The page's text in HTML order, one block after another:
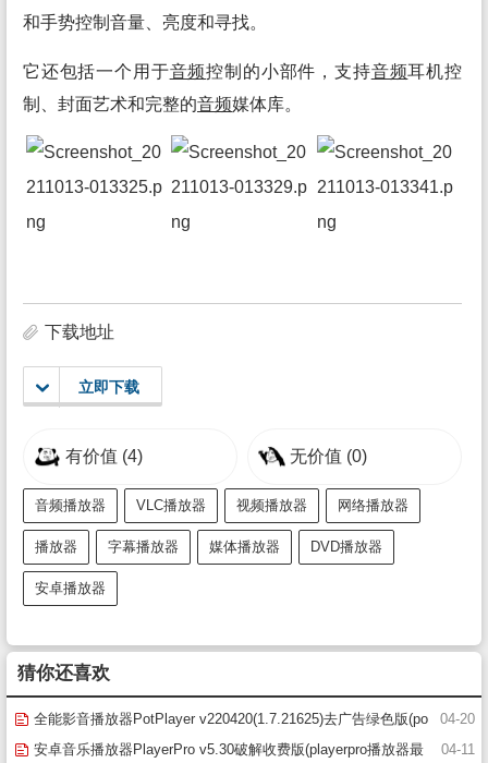
和手势控制音量、亮度和寻找。
它还包括一个用于音频控制的小部件，支持音频耳机控
制、封面艺术和完整的音频媒体库。
下载地址
立即下载
有价值 (4) 无价值 (0)
音频播放器 VLC播放器 视频播放器 网络播放器
播放器 字幕播放器 媒体播放器 DVD播放器
安卓播放器
猜你还喜欢
04-20
全能影音播放器PotPlayer v220420(1.7.21625)去广告绿色版(po
tplayer播放器下载)
04-11
安卓音乐播放器PlayerPro v5.30破解收费版(playerpro播放器最